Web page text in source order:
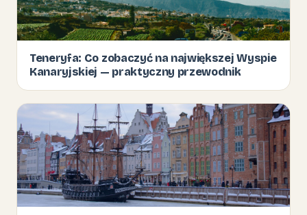
Teneryfa: Co zobaczyć na największej Wyspie
Kanaryjskiej — praktyczny przewodnik